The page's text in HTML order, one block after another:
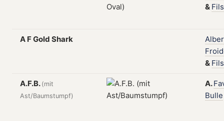
& Fils
A F Gold Shark
& Fils
A.F.B. (mit
Ast/Baumstumpf)
A.
Bulle